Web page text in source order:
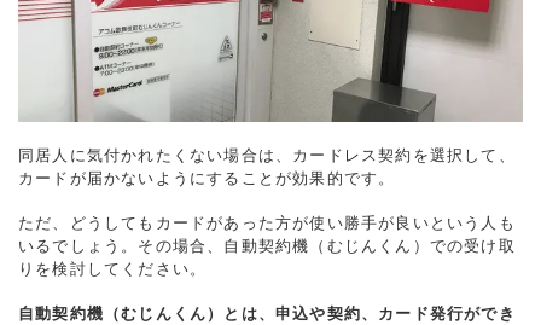
同居人に気付かれたくない場合は、カードレス契約を選択して、
カードが届かないようにすることが効果的です。
ただ、どうしてもカードがあった方が使い勝手が良いという人も
いるでしょう。その場合、自動契約機（むじんくん）での受け取
りを検討してください。
自動契約機（むじんくん）とは、申込や契約、カード発行ができ